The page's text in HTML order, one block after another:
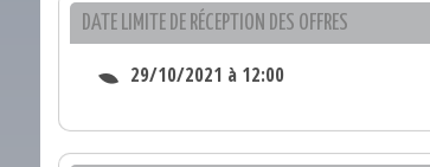
DATE LIMITE DE RÉCEPTION DES OFFRES
29/10/2021 à 12:00